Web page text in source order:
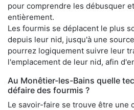
pour comprendre les débusquer
entièrement.
Les fourmis se déplacent le plus
depuis leur nid, jusqu'à une
pourrez logiquement suivre leur
l'emplacement de leur nid, afin
Au Monêtier-les-Bains quelle
défaire des fourmis ?
Le savoir-faire se trouve être une